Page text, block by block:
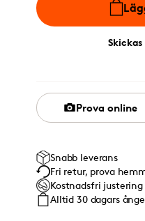
Prova online
Snabb leverans
Fri retur, prova
Kostnadsfri
Alltid 30 dagars